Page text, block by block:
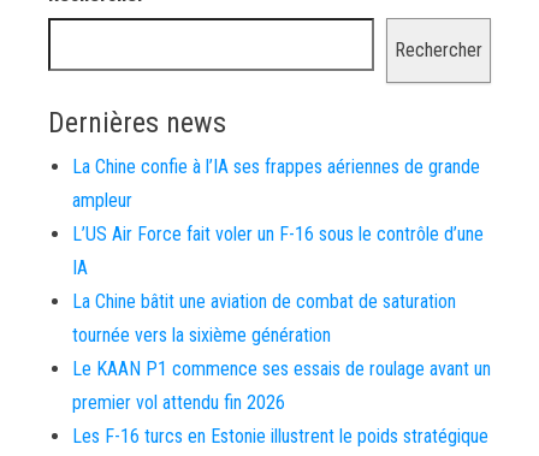
Rechercher
Dernières news
La Chine confie à l’IA ses frappes aériennes de grande
ampleur
L’US Air Force fait voler un F-16 sous le contrôle d’une
IA
La Chine bâtit une aviation de combat de saturation
tournée vers la sixième génération
Le KAAN P1 commence ses essais de roulage avant un
premier vol attendu fin 2026
Les F-16 turcs en Estonie illustrent le poids stratégique